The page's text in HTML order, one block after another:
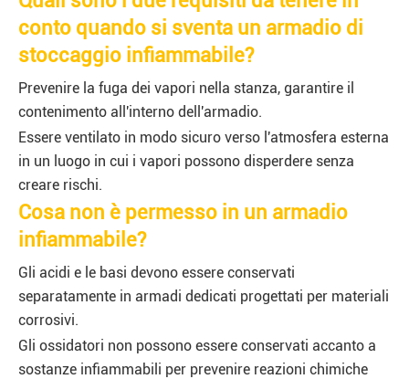
conto quando si sventa un armadio di
stoccaggio infiammabile?
Prevenire la fuga dei vapori nella stanza, garantire il
contenimento all'interno dell'armadio.
Essere ventilato in modo sicuro verso l'atmosfera esterna
in un luogo in cui i vapori possono disperdere senza
creare rischi.
Cosa non è permesso in un armadio
infiammabile?
Gli acidi e le basi devono essere conservati
separatamente in armadi dedicati progettati per materiali
corrosivi.
Gli ossidatori non possono essere conservati accanto a
sostanze infiammabili per prevenire reazioni chimiche